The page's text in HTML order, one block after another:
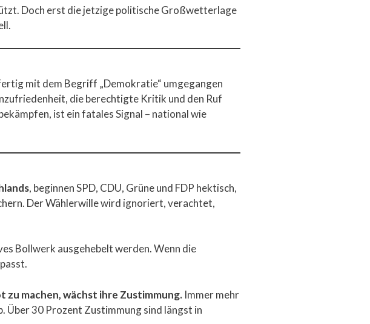
Doch erst die jetzige politische Großwetterlage
mit dem Begriff „Demokratie“ umgegangen
die berechtigte Kritik und den Ruf
ist ein fatales Signal – national wie
, beginnen SPD, CDU, Grüne und FDP hektisch,
Der Wählerwille wird ignoriert, verachtet,
Bollwerk ausgehebelt werden. Wenn die
machen, wächst ihre Zustimmung. Immer mehr
Über 30 Prozent Zustimmung sind längst in